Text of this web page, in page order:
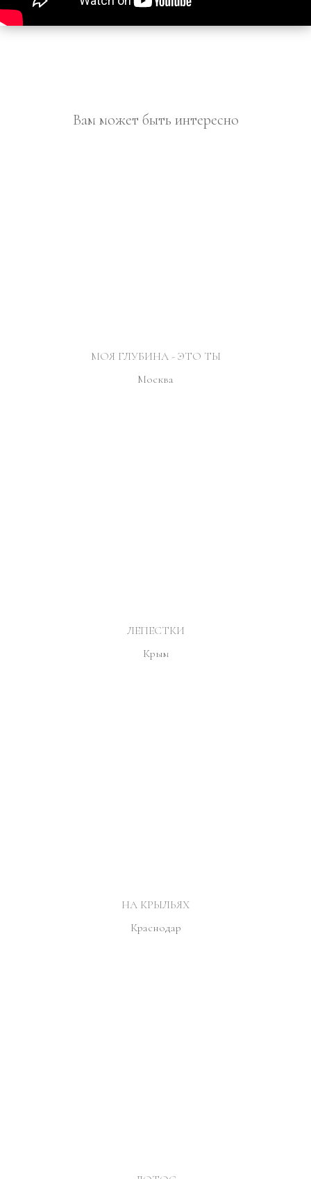
Вам может быть интересно
МОЯ ГЛУБИНА - ЭТО ТЫ
Москва
ЛЕПЕСТКИ
Крым
НА КРЫЛЬЯХ
Краснодар